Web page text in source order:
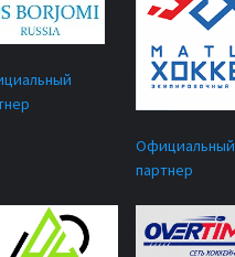
Официальный
партнер